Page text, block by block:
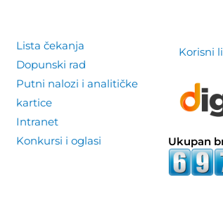
Lista čekanja
Dopunski rad
Putni nalozi i analitičke
kartice
Intranet
Konkursi i oglasi
Korisni
Ukupan